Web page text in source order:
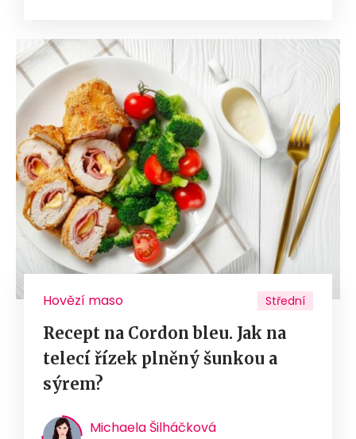
Hovězí maso Střední
Recept na Cordon bleu. Jak na
telecí řízek plněný šunkou a
sýrem?
Michaela Šilháčková